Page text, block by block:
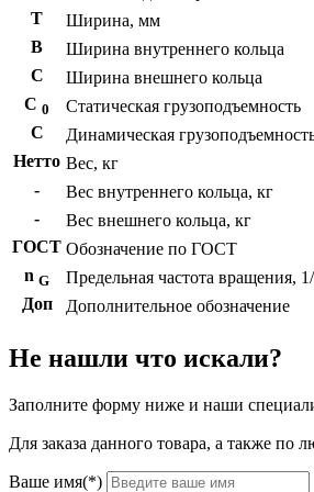
T
Ширина, мм
B
Ширина внутреннего кольца
С
Ширина внешнего кольца
С 0 Статическая грузоподъемность
C
Динамическая
Нетто Вес, кг
-
Вес внутреннего кольца, кг
-
Вес внешнего кольца, кг
ГОСТ Обозначение по ГОСТ
n G
Предельная частота вращения,
Доп
Дополнительное обозначение
Не нашли что искали?
Заполните форму ниже и наши
Для заказа данного товара, а также
Ваше имя(*)